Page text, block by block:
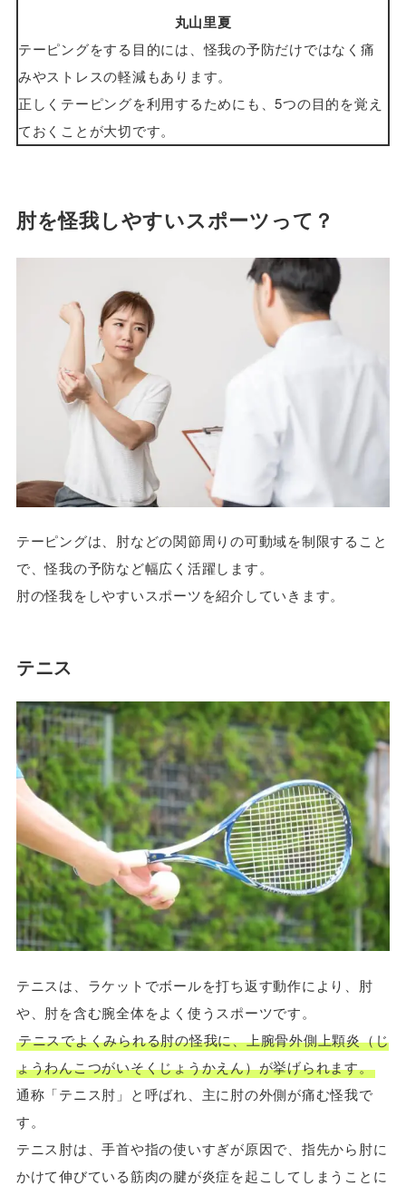
丸山里夏
テーピングをする目的には、怪我の予防だけではなく痛
みやストレスの軽減もあります。
正しくテーピングを利用するためにも、5つの目的を覚え
ておくことが大切です。
肘を怪我しやすいスポーツって？
テーピングは、肘などの関節周りの可動域を制限すること
で、怪我の予防など幅広く活躍します。
肘の怪我をしやすいスポーツを紹介していきます。
テニス
テニスは、ラケットでボールを打ち返す動作により、肘
や、肘を含む腕全体をよく使うスポーツです。
テニスでよくみられる肘の怪我に、​​上腕骨外側上顆炎（じ
ょうわんこつがいそくじょうかえん）が挙げられます。
通称「テニス肘」と呼ばれ、主に肘の外側が痛む怪我で
す。
テニス肘は、手首や指の使いすぎが原因で、指先から肘に
かけて伸びている筋肉の腱が炎症を起こしてしまうことに